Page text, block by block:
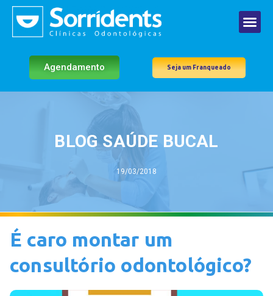
Agendamento Seja um Franqueado
BLOG SAÚDE BUCAL
19/03/2018
É caro montar um
consultório odontológico?